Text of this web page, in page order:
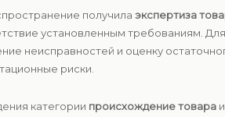
получила экспертиза
установленным требованиям.
неисправностей и оценку
риски.
категории происхождение товара